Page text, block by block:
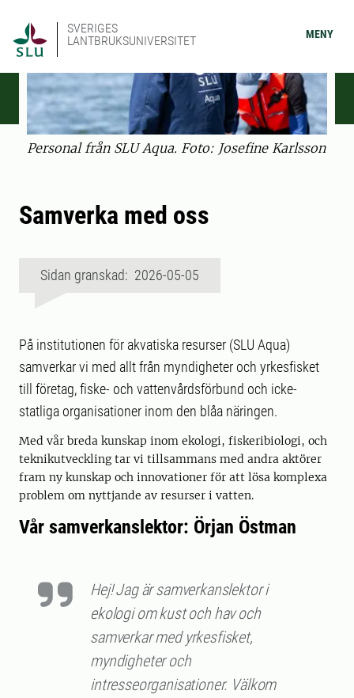
SVERIGES
LANTBRUKSUNIVERSITET
MENY
Personal från SLU Aqua. Foto: Josefine Karlsson
Samverka med oss
Sidan granskad: 2026-05-05
På institutionen för akvatiska resurser (SLU Aqua)
samverkar vi med allt från myndigheter och yrkesfisket
till företag, fiske- och vattenvårdsförbund och icke-
statliga organisationer inom den blåa näringen.
Med vår breda kunskap inom ekologi, fiskeribiologi, och
teknikutveckling tar vi tillsammans med andra aktörer
fram ny kunskap och innovationer för att lösa komplexa
problem om nyttjande av resurser i vatten.
Vår samverkanslektor: Örjan Östman
Hej! Jag är samverkanslektor i
ekologi om kust och hav och
samverkar med yrkesfisket,
myndigheter och
intresseorganisationer. Välkom